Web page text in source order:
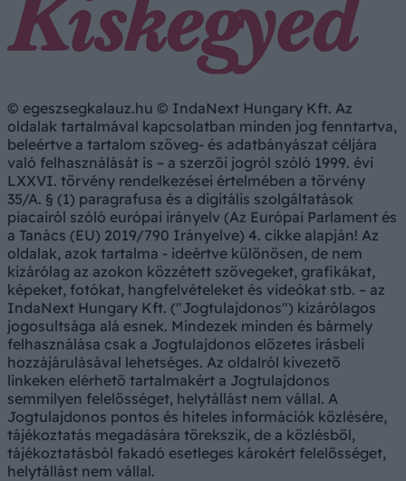
© egeszsegkalauz.hu © IndaNext Hungary Kft. Az
oldalak tartalmával kapcsolatban minden jog fenntartva,
beleértve a tartalom szöveg- és adatbányászat céljára
való felhasználását is – a szerzői jogról szóló 1999. évi
LXXVI. törvény rendelkezései értelmében a törvény
35/A. § (1) paragrafusa és a digitális szolgáltatások
piacairól szóló európai irányelv (Az Európai Parlament és
a Tanács (EU) 2019/790 Irányelve) 4. cikke alapján! Az
oldalak, azok tartalma - ideértve különösen, de nem
kizárólag az azokon közzétett szövegeket, grafikákat,
képeket, fotókat, hangfelvételeket és videókat stb. – az
IndaNext Hungary Kft. ("Jogtulajdonos") kizárólagos
jogosultsága alá esnek. Mindezek minden és bármely
felhasználása csak a Jogtulajdonos előzetes írásbeli
hozzájárulásával lehetséges. Az oldalról kivezető
linkeken elérhető tartalmakért a Jogtulajdonos
semmilyen felelősséget, helytállást nem vállal. A
Jogtulajdonos pontos és hiteles információk közlésére,
tájékoztatás megadására törekszik, de a közlésből,
tájékoztatásból fakadó esetleges károkért felelősséget,
helytállást nem vállal.